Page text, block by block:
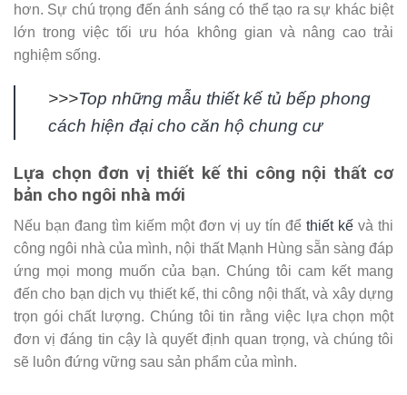
hơn. Sự chú trọng đến ánh sáng có thể tạo ra sự khác biệt
lớn trong việc tối ưu hóa không gian và nâng cao trải
nghiệm sống.
>>>Top những mẫu thiết kế tủ bếp phong
cách hiện đại cho căn hộ chung cư
Lựa chọn đơn vị thiết kế thi công nội thất cơ
bản cho ngôi nhà mới
Nếu bạn đang tìm kiếm một đơn vị uy tín để thiết kế và thi
công ngôi nhà của mình, nội thất Mạnh Hùng sẵn sàng đáp
ứng mọi mong muốn của bạn. Chúng tôi cam kết mang
đến cho bạn dịch vụ thiết kế, thi công nội thất, và xây dựng
trọn gói chất lượng. Chúng tôi tin rằng việc lựa chọn một
đơn vị đáng tin cậy là quyết định quan trọng, và chúng tôi
sẽ luôn đứng vững sau sản phẩm của mình.